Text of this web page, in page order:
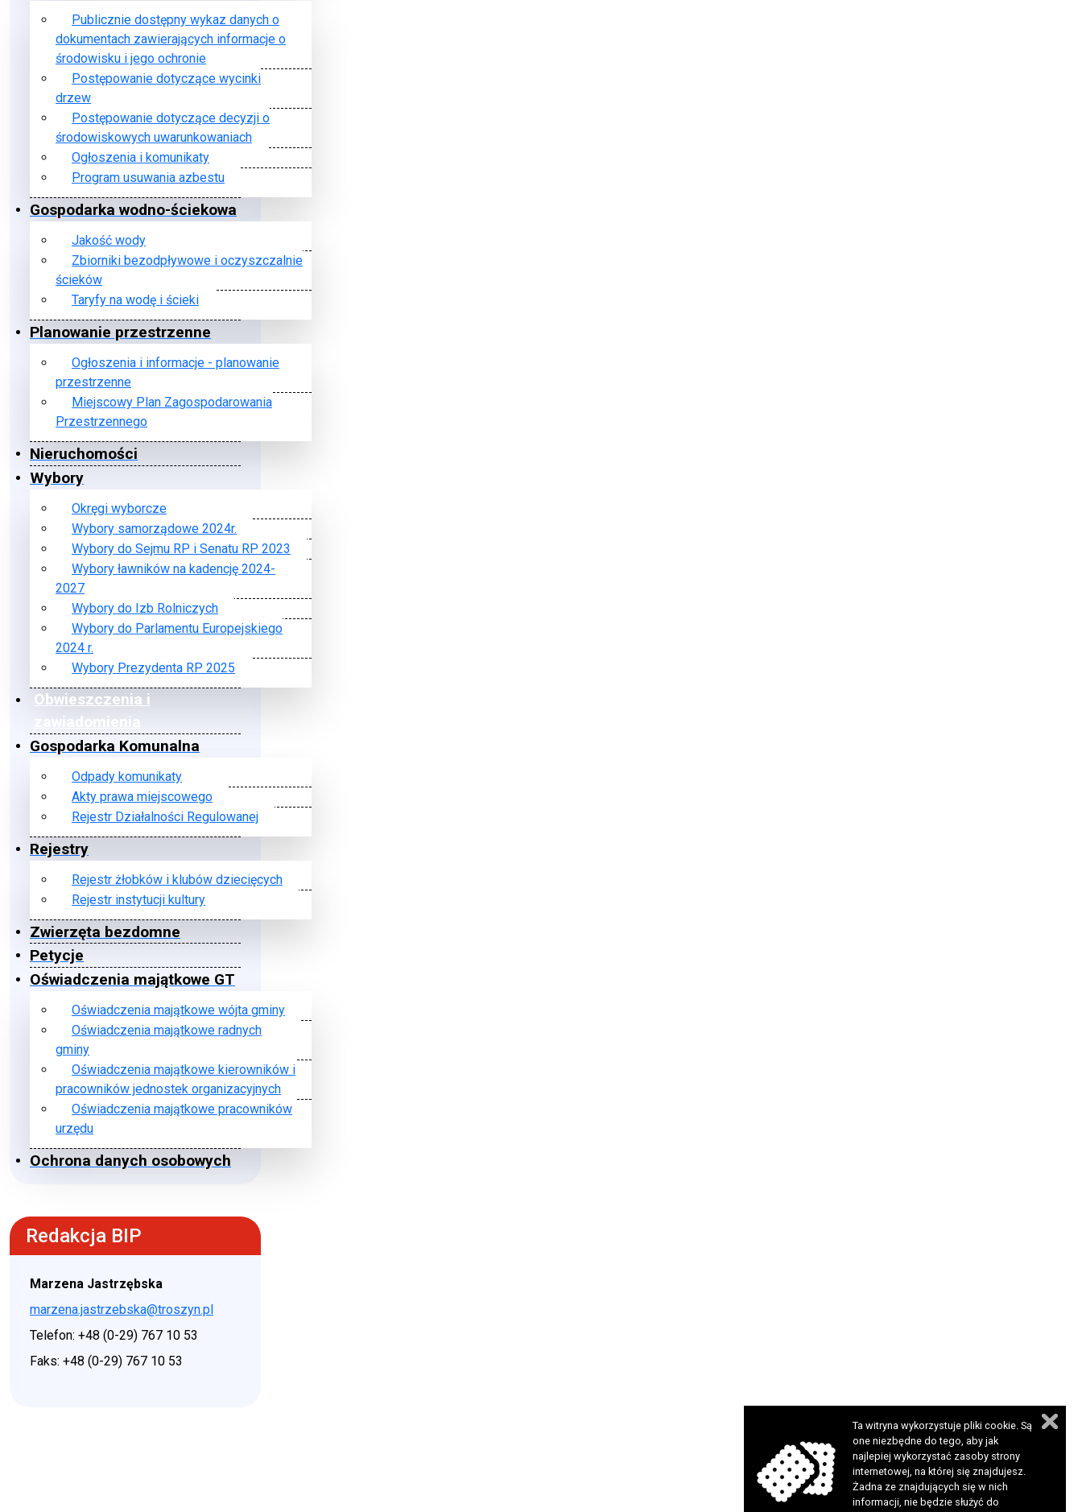
Publicznie dostępny wykaz danych o
dokumentach zawierających informacje o
środowisku i jego ochronie
Postępowanie dotyczące wycinki
drzew
Postępowanie dotyczące decyzji o
środowiskowych uwarunkowaniach
Ogłoszenia i komunikaty
Program usuwania azbestu
Gospodarka wodno-ściekowa
Jakość wody
Zbiorniki bezodpływowe i oczyszczalnie
ścieków
Taryfy na wodę i ścieki
Planowanie przestrzenne
Ogłoszenia i informacje - planowanie
przestrzenne
Miejscowy Plan Zagospodarowania
Przestrzennego
Nieruchomości
Wybory
Okręgi wyborcze
Wybory samorządowe 2024r.
Wybory do Sejmu RP i Senatu RP 2023
Wybory ławników na kadencję 2024-
2027
Wybory do Izb Rolniczych
Wybory do Parlamentu Europejskiego
2024 r.
Wybory Prezydenta RP 2025
Obwieszczenia i
zawiadomienia
Gospodarka Komunalna
Odpady komunikaty
Akty prawa miejscowego
Rejestr Działalności Regulowanej
Rejestry
Rejestr żłobków i klubów dziecięcych
Rejestr instytucji kultury
Zwierzęta bezdomne
Petycje
Oświadczenia majątkowe GT
Oświadczenia majątkowe wójta gminy
Oświadczenia majątkowe radnych
gminy
Oświadczenia majątkowe kierowników i
pracowników jednostek organizacyjnych
Oświadczenia majątkowe pracowników
urzędu
Ochrona danych osobowych
Redakcja BIP
Marzena Jastrzębska
marzena.jastrzebska@troszyn.pl
Telefon: +48 (0-29) 767 10 53
Faks: +48 (0-29) 767 10 53
Ta witryna wykorzystuje pliki cookie. Są
one niezbędne do tego, aby jak
najlepiej wykorzystać zasoby strony
internetowej, na której się znajdujesz.
Żadna ze znajdujących się w nich
informacji, nie będzie służyć do